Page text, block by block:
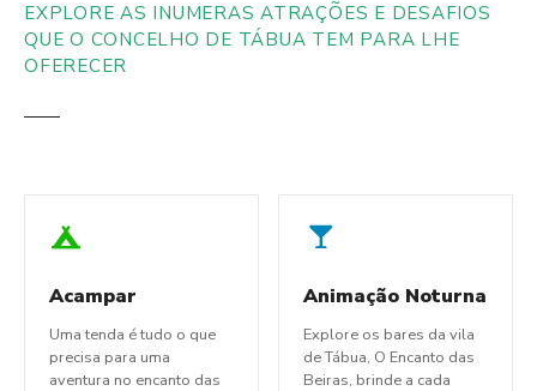
EXPLORE AS INUMERAS ATRAÇÕES E DESAFIOS
QUE O CONCELHO DE TÁBUA TEM PARA LHE
OFERECER
Acampar
Uma tenda é tudo o que
precisa para uma
aventura no encanto das
Animação Noturna
Explore os bares da vila
de Tábua, O Encanto das
Beiras, brinde a cada